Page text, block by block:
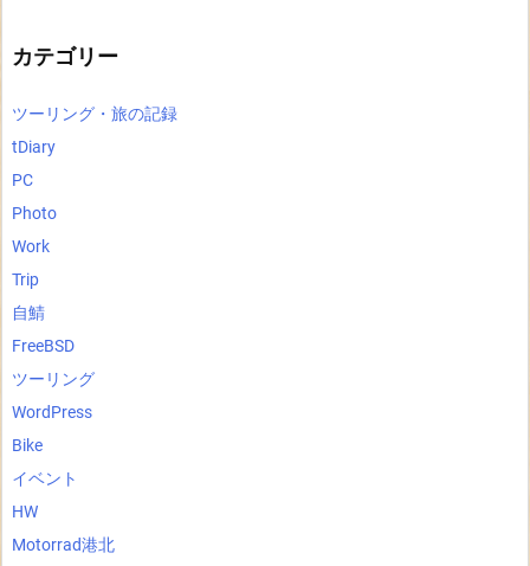
カテゴリー
ツーリング・旅の記録
tDiary
PC
Photo
Work
Trip
自鯖
FreeBSD
ツーリング
WordPress
Bike
イベント
HW
Motorrad港北